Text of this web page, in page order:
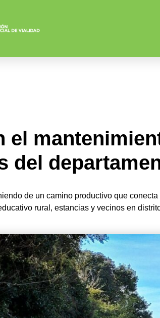
el
del
de un camino productivo que
rural, estancias y vecinos en